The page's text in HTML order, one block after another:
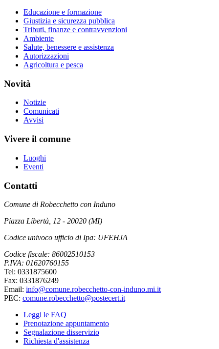
Educazione e formazione
Giustizia e sicurezza pubblica
Tributi, finanze e contravvenzioni
Ambiente
Salute, benessere e assistenza
Autorizzazioni
Agricoltura e pesca
Novità
Notizie
Comunicati
Avvisi
Vivere il comune
Luoghi
Eventi
Contatti
Comune di Robecchetto con Induno
Piazza Libertà, 12 - 20020 (MI)
Codice univoco ufficio di Ipa: UFEHJA
Codice fiscale: 86002510153
P.IVA: 01620760155
Tel: 0331875600
Fax: 0331876249
Email: info@comune.robecchetto-con-induno.mi.it
PEC: comune.robecchetto@postecert.it
Leggi le FAQ
Prenotazione appuntamento
Segnalazione disservizio
Richiesta d'assistenza